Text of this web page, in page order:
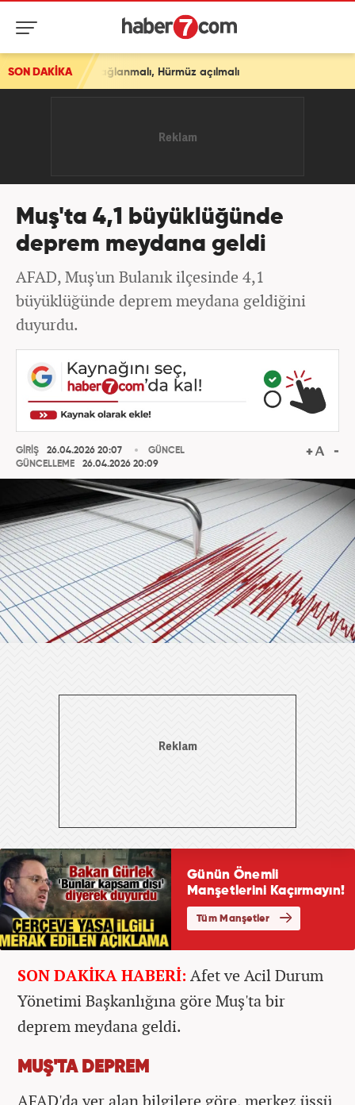
SON DAKİKA
sağlanmalı, Hürmüz açılmalı
Muş'ta 4,1 büyüklüğünde
deprem meydana geldi
AFAD, Muş'un Bulanık ilçesinde 4,1
büyüklüğünde deprem meydana geldiğini
duyurdu.
GİRİŞ
26.04.2026 20:07
GÜNCELLEME
26.04.2026 20:09
GÜNCEL
SON DAKİKA HABERİ: Afet ve Acil Durum
Yönetimi Başkanlığına göre Muş'ta bir
deprem meydana geldi.
MUŞ'TA DEPREM
AFAD'da yer alan bilgilere göre, merkez üssü